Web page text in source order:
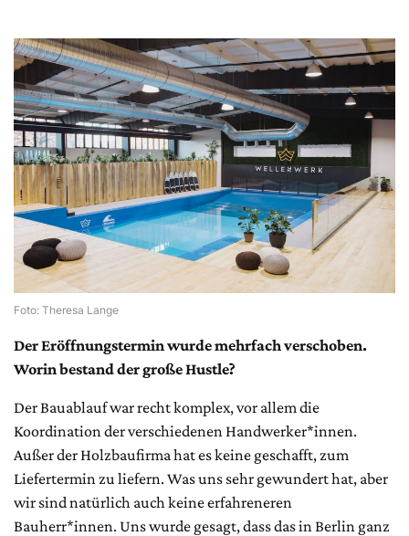
Foto: Theresa Lange
Der Eröffnungstermin wurde mehrfach verschoben.
Worin bestand der große Hustle?
Der Bauablauf war recht komplex, vor allem die
Koordination der verschiedenen Handwerker*innen.
Außer der Holzbaufirma hat es keine geschafft, zum
Liefertermin zu liefern. Was uns sehr gewundert hat, aber
wir sind natürlich auch keine erfahreneren
Bauherr*innen. Uns wurde gesagt, dass das in Berlin ganz